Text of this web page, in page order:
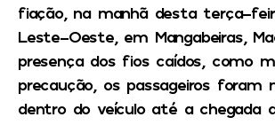
fiação, na manhã desta terça-
Leste-Oeste, em Mangabeiras,
presença dos fios caídos, como
precaução, os passageiros foram
dentro do veículo até a chegada